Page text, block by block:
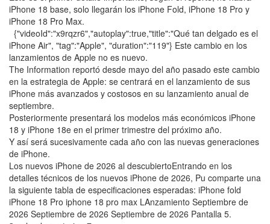
iPhone 18 base, solo llegarán los iPhone Fold, iPhone 18 Pro y
iPhone 18 Pro Max.
{"videoId":"x9rqzr6","autoplay":true,"title":"Qué tan delgado es el
iPhone Air", "tag":"Apple", "duration":"119"} Este cambio en los
lanzamientos de Apple no es nuevo.
The Information reportó desde mayo del año pasado este cambio
en la estrategia de Apple: se centrará en el lanzamiento de sus
iPhone más avanzados y costosos en su lanzamiento anual de
septiembre.
Posteriormente presentará los modelos más económicos iPhone
18 y iPhone 18e en el primer trimestre del próximo año.
Y así será sucesivamente cada año con las nuevas generaciones
de iPhone.
Los nuevos iPhone de 2026 al descubiertoEntrando en los
detalles técnicos de los nuevos iPhone de 2026, Pu comparte una
la siguiente tabla de especificaciones esperadas: iPhone fold
iPhone 18 Pro iphone 18 pro max LAnzamiento Septiembre de
2026 Septiembre de 2026 Septiembre de 2026 Pantalla 5.